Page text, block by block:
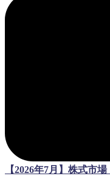
【2026年7月】株式市